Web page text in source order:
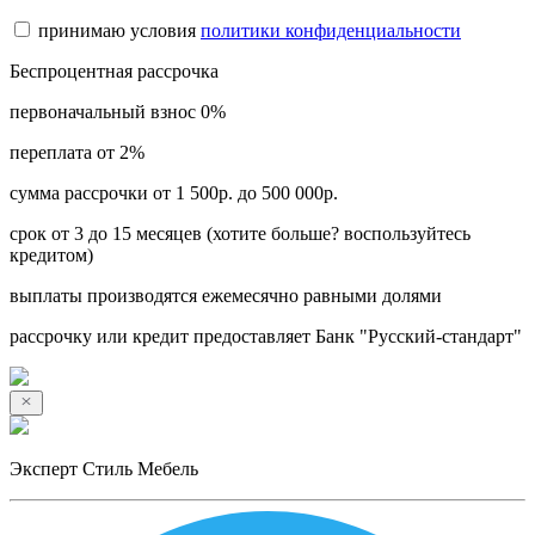
принимаю условия политики конфиденциальности
Беспроцентная рассрочка
первоначальный взнос 0%
переплата от 2%
сумма рассрочки от 1 500р. до 500 000р.
срок от 3 до 15 месяцев (хотите больше? воспользуйтесь
кредитом)
выплаты производятся ежемесячно равными долями
рассрочку или кредит предоставляет Банк "Русский-стандарт"
Эксперт Стиль Мебель